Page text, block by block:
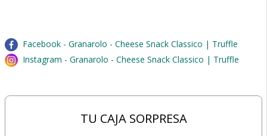
Facebook - Granarolo - Cheese Snack Classico | Truffle
Instagram - Granarolo - Cheese Snack Classico | Truffle
TU CAJA SORPRESA